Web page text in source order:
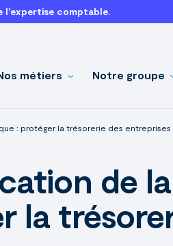
l’expertise comptable.
métiers Notre groupe
: protéger la trésorerie des entreprises
de
la